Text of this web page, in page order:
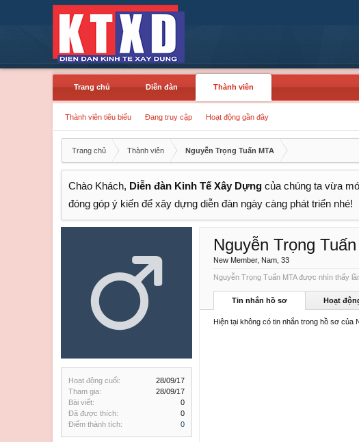
Trang chủ
Diễn đàn Thành viên
Thành viên tiêu biểu Đang truy cập Hoạt động gần đây
Trang chủ Thành viên Nguyễn Trọng Tuấn MTA
Chào Khách, Diễn đàn Kinh Tế Xây Dựng của chúng ta vừa
đóng góp ý kiến để xây dựng diễn đàn ngày càng phát triển nhé!
Hoạt động cuối:
28/09/17
Tham gia:
28/09/17
Bài viết:
0
Đã được thích:
0
Điểm thành tích:
0
Nguyễn Trọng
New Member, Nam, 33
Nguyễn Trọng Tuấn MTA được nhìn thấy
Tin nhắn hồ sơ Hoạt
Hiện tại không có tin nhắn trong hồ sơ của